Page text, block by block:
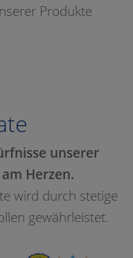
Produkte
unserer
Herzen.
wird durch stetige
gewährleistet.